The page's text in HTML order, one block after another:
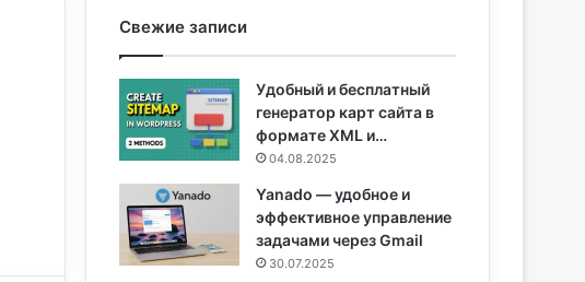
Свежие записи
Удобный и бесплатный
генератор карт сайта в
формате XML и…
04.08.2025
Yanado — удобное и
эффективное управление
задачами через Gmail
30.07.2025